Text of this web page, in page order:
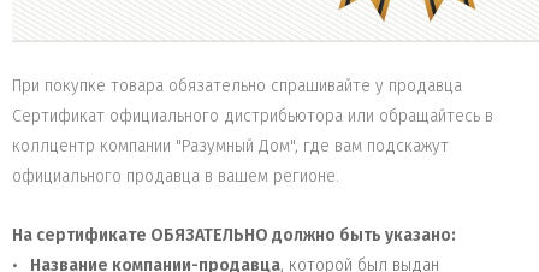
При покупке товара обязательно спрашивайте у продавца
Сертификат официального дистрибьютора или обращайтесь в
коллцентр компании "Разумный Дом", где вам подскажут
официального продавца в вашем регионе.
На сертификате ОБЯЗАТЕЛЬНО должно быть указано:
Название компании-продавца, которой был выдан